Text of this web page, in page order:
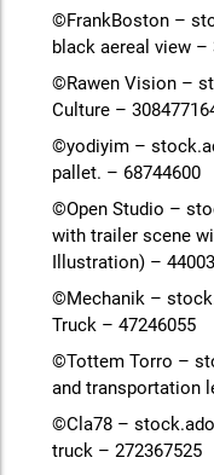
©FrankBoston –
black aereal view –
©Rawen Vision –
Culture –
©yodiyim –
pallet. – 68744600
©Open Studio –
with trailer scene
Illustration) –
©Mechanik –
Truck – 47246055
©Tottem Torro –
and transportation
©Cla78 –
truck – 272367525